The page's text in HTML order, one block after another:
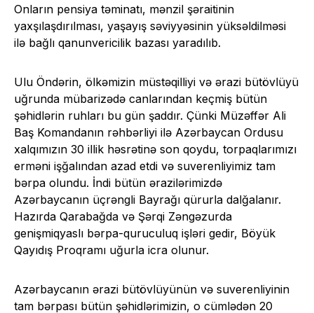
Onların pensiya təminatı, mənzil şəraitinin
yaxşılaşdırılması, yaşayış səviyyəsinin yüksəldilməsi
ilə bağlı qanunvericilik bazası yaradılıb.
Ulu Öndərin, ölkəmizin müstəqilliyi və ərazi bütövlüyü
uğrunda mübarizədə canlarından keçmiş bütün
şəhidlərin ruhları bu gün şaddır. Çünki Müzəffər Ali
Baş Komandanın rəhbərliyi ilə Azərbaycan Ordusu
xalqımızın 30 illik həsrətinə son qoydu, torpaqlarımızı
erməni işğalından azad etdi və suverenliyimiz tam
bərpa olundu. İndi bütün ərazilərimizdə
Azərbaycanın üçrəngli Bayrağı qürurla dalğalanır.
Hazırda Qarabağda və Şərqi Zəngəzurda
genişmiqyaslı bərpa-quruculuq işləri gedir, Böyük
Qayıdış Proqramı uğurla icra olunur.
Azərbaycanın ərazi bütövlüyünün və suverenliyinin
tam bərpası bütün şəhidlərimizin, o cümlədən 20